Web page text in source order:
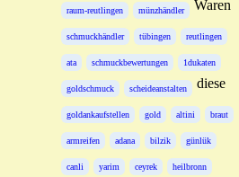
raum-reutlingen münzhändler
schmuckhändler tübingen reutlingen
ata schmuckbewertungen 1dukaten
goldschmuck scheideanstalten
goldankaufstellen gold altini braut
armreifen adana bilzik günlük
canli yarim ceyrek heilbronn
Waren
diese